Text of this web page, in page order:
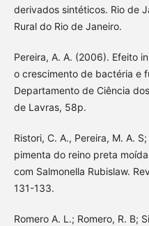
derivados sintéticos. Rio de
Rural do Rio de Janeiro.
Pereira, A. A. (2006). Efeito
o crescimento de bactéria e
Departamento de Ciência
de Lavras, 58p.
Ristori, C. A., Pereira, M. A.
pimenta do reino preta
com Salmonella Rubislaw.
131-133.
Romero A. L.; Romero, R. B;